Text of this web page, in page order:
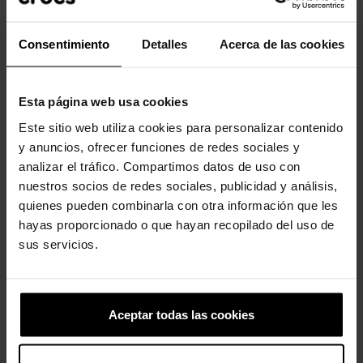
Consentimiento Detalles Acerca de las cookies
Esta página web usa cookies
Este sitio web utiliza cookies para personalizar contenido
y anuncios, ofrecer funciones de redes sociales y
analizar el tráfico. Compartimos datos de uso con
nuestros socios de redes sociales, publicidad y análisis,
quienes pueden combinarla con otra información que les
hayas proporcionado o que hayan recopilado del uso de
sus servicios.
Aceptar todas las cookies
material Croslite™.
Perfeito para a água e flutuante, pesa apenas alguns gramas.
Os orifícios de ventilação proporcionam respirabilidade
enquanto absorvem água e sujeira.
Fácil de limpar e rápido de secar.
A tira traseira giratória permite um ajuste mais preciso.
Personalizável com Jibbitz™.